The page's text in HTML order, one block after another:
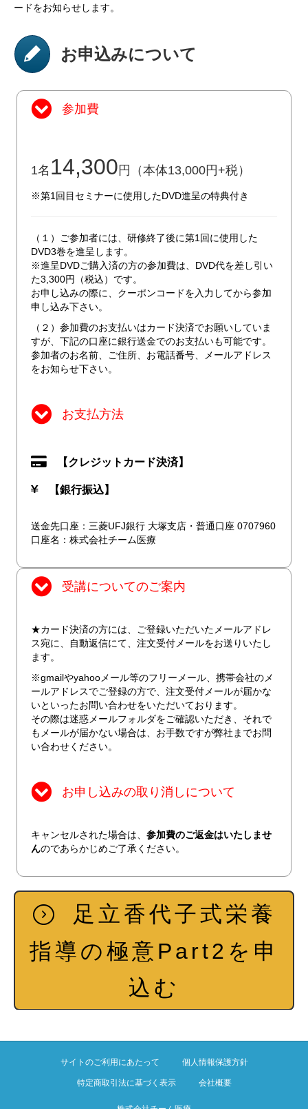
ードをお知らせします。
お申込みについて
参加費
1名 14,300円（本体13,000円+税）
※第1回目セミナーに使用したDVD進呈の特典付き
（１）ご参加者には、研修終了後に第1回に使用した
DVD3巻を進呈します。
※進呈DVDご購入済の方の参加費は、DVD代を差し引い
た3,300円（税込）です。
お申し込みの際に、クーポンコードを入力してから参加
申し込み下さい。
（２）参加費のお支払いはカード決済でお願いしていま
すが、下記の口座に銀行送金でのお支払いも可能です。
参加者のお名前、ご住所、お電話番号、メールアドレス
をお知らせ下さい。
お支払方法
【クレジットカード決済】
【銀行振込】
送金先口座：三菱UFJ銀行 大塚支店・普通口座 0707960
口座名：株式会社チーム医療
受講についてのご案内
★カード決済の方には、ご登録いただいたメールアドレ
ス宛に、自動返信にて、注文受付メールをお送りいたし
ます。
※gmailやyahooメール等のフリーメール、携帯会社のメ
ールアドレスでご登録の方で、注文受付メールが届かな
いといったお問い合わせをいただいております。
その際は迷惑メールフォルダをご確認いただき、それで
もメールが届かない場合は、お手数ですが弊社までお問
い合わせください。
お申し込みの取り消しについて
キャンセルされた場合は、 参加費のご返金はいたしませ
んのであらかじめご了承ください。
足立香代子式栄養
指導の極意Part2を申
込む
サイトのご利用にあたって 個人情報保護方針
特定商取引法に基づく表示 会社概要